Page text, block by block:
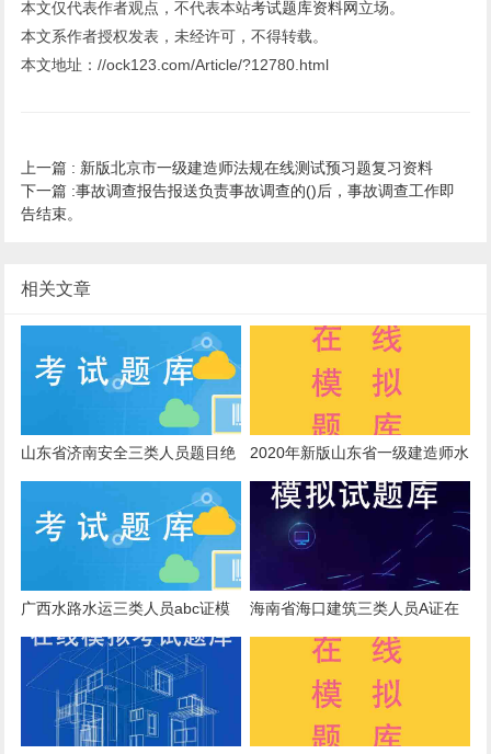
本文仅代表作者观点，不代表本站考试题库资料网立场。
本文系作者授权发表，未经许可，不得转载。
本文地址：//ock123.com/Article/?12780.html
上一篇 : 新版北京市一级建造师法规在线测试预习题复习资料
下一篇 :事故调查报告报送负责事故调查的()后，事故调查工作即
告结束。
相关文章
山东省济南安全三类人员题目绝
2020年新版山东省一级建造师水
利在线考核模拟题考试时间
广西水路水运三类人员abc证模
拟真题资料下载
海南省海口建筑三类人员A证在
线测试真题